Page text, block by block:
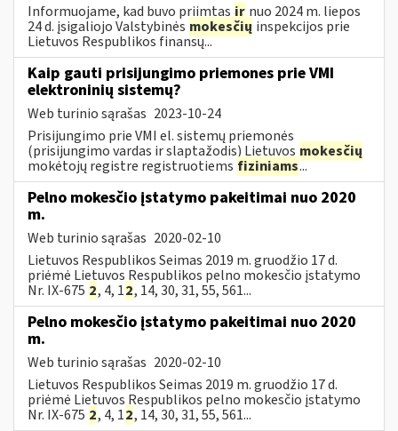
Informuojame, kad buvo priimtas ir nuo 2024 m. liepos
24 d. įsigaliojo Valstybinės mokesčių inspekcijos prie
Lietuvos Respublikos finansų...
Kaip gauti prisijungimo priemones prie VMI
elektroninių sistemų?
Web turinio sąrašas 2023-10-24
Prisijungimo prie VMI el. sistemų priemonės
(prisijungimo vardas ir slaptažodis) Lietuvos mokesčių
mokėtojų registre registruotiems fiziniams...
Pelno mokesčio įstatymo pakeitimai nuo 2020
m.
Web turinio sąrašas 2020-02-10
Lietuvos Respublikos Seimas 2019 m. gruodžio 17 d.
priėmė Lietuvos Respublikos pelno mokesčio įstatymo
Nr. IX-675 2, 4, 12, 14, 30, 31, 55, 561...
Pelno mokesčio įstatymo pakeitimai nuo 2020
m.
Web turinio sąrašas 2020-02-10
Lietuvos Respublikos Seimas 2019 m. gruodžio 17 d.
priėmė Lietuvos Respublikos pelno mokesčio įstatymo
Nr. IX-675 2, 4, 12, 14, 30, 31, 55, 561...